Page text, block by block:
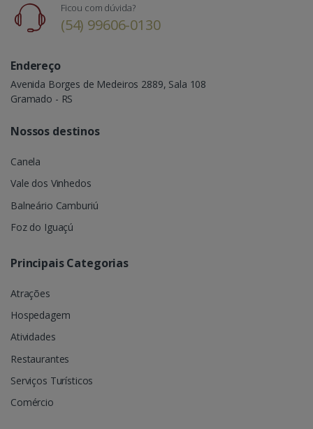
Ficou com dúvida?
(54) 99606-0130
Endereço
Avenida Borges de Medeiros 2889, Sala 108
Gramado - RS
Nossos destinos
Canela
Vale dos Vinhedos
Balneário Camburiú
Foz do Iguaçú
Principais Categorias
Atrações
Hospedagem
Atividades
Restaurantes
Serviços Turísticos
Comércio